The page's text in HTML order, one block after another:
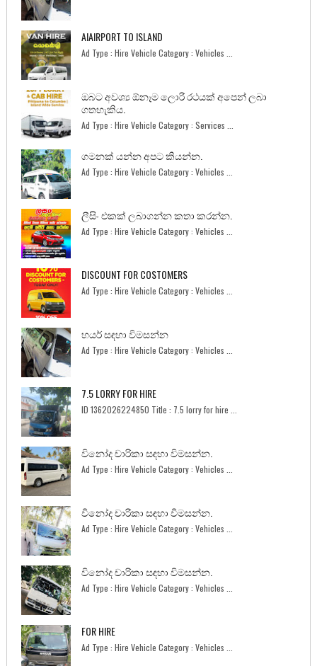
AIAIRPORT TO ISLAND
Ad Type : Hire Vehicle Category : Vehicles ...
ඔබට අවශ්‍ය ඕනෑම ලොරි රථයක් අපෙන් ලබා
ගතහැකිය.
Ad Type : Hire Vehicle Category : Services ...
ගමනක් යන්න අපට කියන්න.
Ad Type : Hire Vehicle Category : Vehicles ...
ලීසිං එකක් ලබාගන්න කතා කරන්න.
Ad Type : Hire Vehicle Category : Vehicles ...
DISCOUNT FOR COSTOMERS
Ad Type : Hire Vehicle Category : Vehicles ...
හයර් සඳහා විමසන්න
Ad Type : Hire Vehicle Category : Vehicles ...
7.5 LORRY FOR HIRE
ID 1362026224850 Title : 7.5 lorry for hire ...
විනෝද චාරිකා සඳහා විමසන්න.
Ad Type : Hire Vehicle Category : Vehicles ...
විනෝද චාරිකා සඳහා විමසන්න.
Ad Type : Hire Vehicle Category : Vehicles ...
විනෝද චාරිකා සඳහා විමසන්න.
Ad Type : Hire Vehicle Category : Vehicles ...
FOR HIRE
Ad Type : Hire Vehicle Category : Vehicles ...